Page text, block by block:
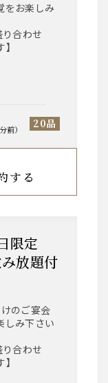
をお楽しみ
り合わせ
前） 20品
する
放題付
のご宴会
しみ下さい
り合わせ